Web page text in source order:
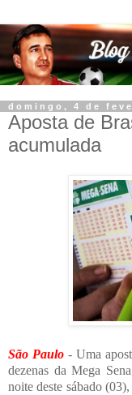
domingo, 4 de
Aposta de
acumulada
São Paulo- Uma
dezenas da Mega
noite deste sábado